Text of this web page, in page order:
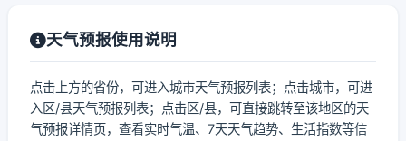
天气预报使用说明
点击上方的省份，可进入城市天气预报列表；点击城市，可进
入区/县天气预报列表；点击区/县，可直接跳转至该地区的天
气预报详情页，查看实时气温、7天天气趋势、生活指数等信